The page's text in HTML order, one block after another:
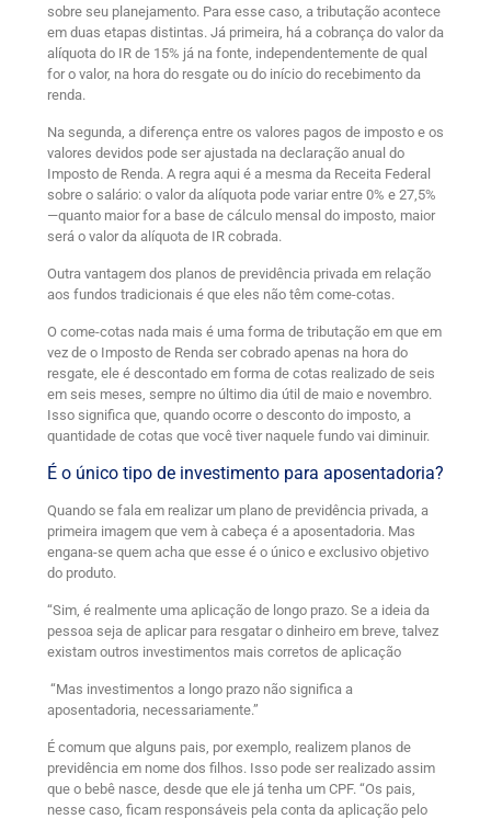
sobre seu planejamento. Para esse caso, a tributação acontece
em duas etapas distintas. Já primeira, há a cobrança do valor da
alíquota do IR de 15% já na fonte, independentemente de qual
for o valor, na hora do resgate ou do início do recebimento da
renda.
Na segunda, a diferença entre os valores pagos de imposto e os
valores devidos pode ser ajustada na declaração anual do
Imposto de Renda. A regra aqui é a mesma da Receita Federal
sobre o salário: o valor da alíquota pode variar entre 0% e 27,5%
—quanto maior for a base de cálculo mensal do imposto, maior
será o valor da alíquota de IR cobrada.
Outra vantagem dos planos de previdência privada em relação
aos fundos tradicionais é que eles não têm come-cotas.
O come-cotas nada mais é uma forma de tributação em que em
vez de o Imposto de Renda ser cobrado apenas na hora do
resgate, ele é descontado em forma de cotas realizado de seis
em seis meses, sempre no último dia útil de maio e novembro.
Isso significa que, quando ocorre o desconto do imposto, a
quantidade de cotas que você tiver naquele fundo vai diminuir.
É o único tipo de investimento para aposentadoria?
Quando se fala em realizar um plano de previdência privada, a
primeira imagem que vem à cabeça é a aposentadoria. Mas
engana-se quem acha que esse é o único e exclusivo objetivo
do produto.
“Sim, é realmente uma aplicação de longo prazo. Se a ideia da
pessoa seja de aplicar para resgatar o dinheiro em breve, talvez
existam outros investimentos mais corretos de aplicação
“Mas investimentos a longo prazo não significa a
aposentadoria, necessariamente.”
É comum que alguns pais, por exemplo, realizem planos de
previdência em nome dos filhos. Isso pode ser realizado assim
que o bebê nasce, desde que ele já tenha um CPF. “Os pais,
nesse caso, ficam responsáveis pela conta da aplicação pelo